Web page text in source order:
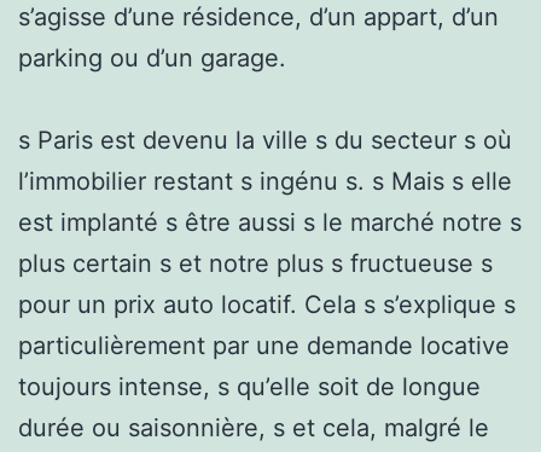
s’agisse d’une résidence, d’un appart, d’un
parking ou d’un garage.
s Paris est devenu la ville s du secteur s où
l’immobilier restant s ingénu s. s Mais s elle
est implanté s être aussi s le marché notre s
plus certain s et notre plus s fructueuse s
pour un prix auto locatif. Cela s s’explique s
particulièrement par une demande locative
toujours intense, s qu’elle soit de longue
durée ou saisonnière, s et cela, malgré le